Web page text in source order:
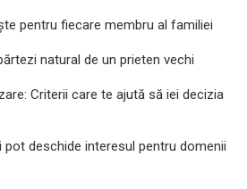
pentru fiecare membru al familiei
natural de un prieten vechi
Criterii care te ajută să iei decizia
deschide interesul pentru domenii